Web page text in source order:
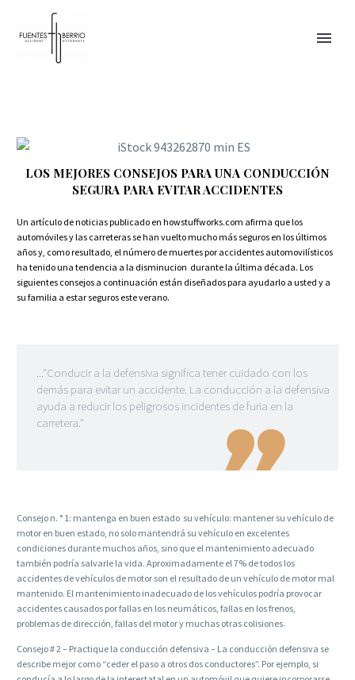
LOS MEJORES CONSEJOS PARA UNA CONDUCCIÓN
SEGURA PARA EVITAR ACCIDENTES
Un artículo de noticias publicado en howstuffworks.com afirma que los
automóviles y las carreteras se han vuelto mucho más seguros en los últimos
años y, como resultado, el número de muertes por accidentes automovilísticos
ha tenido una tendencia a la disminucion durante la última década. Los
siguientes consejos a continuación están diseñados para ayudarlo a usted y a
su familia a estar seguros este verano.
..."Conducir a la defensiva significa tener cuidado con los
demás para evitar un accidente. La conducción a la defensiva
ayuda a reducir los peligrosos incidentes de furia en la
carretera."
Consejo n. ° 1: mantenga en buen estado su vehículo: mantener su vehículo de
motor en buen estado, no solo mantendrá su vehículo en excelentes
condiciones durante muchos años, sino que el mantenimiento adecuado
también podría salvarle la vida. Aproximadamente el 7% de todos los
accidentes de vehículos de motor son el resultado de un vehículo de motor mal
mantenido. El mantenimiento inadecuado de los vehículos podría provocar
accidentes causados por fallas en los neumáticos, fallas en los frenos,
problemas de dirección, fallas del motor y muchas otras colisiones.
Consejo # 2 – Practique la conducción defensiva – La conducción defensiva se
describe mejor como “ceder el paso a otros dos conductores”. Por ejemplo, si